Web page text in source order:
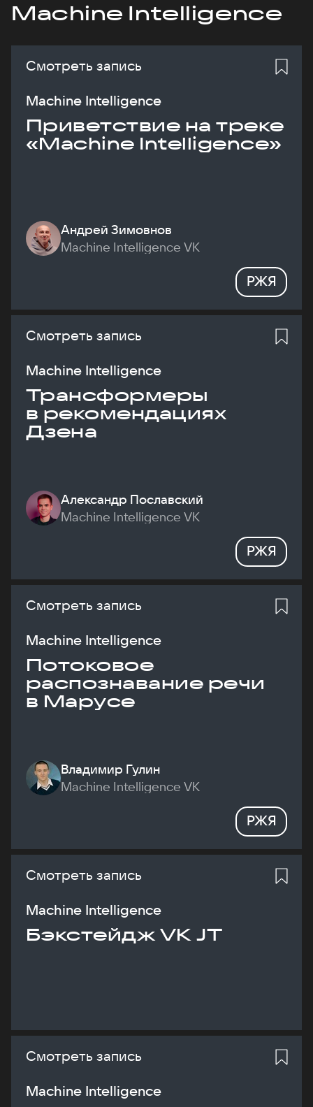
Machine Intelligence
Смотреть запись
Machine Intelligence
Приветствие на треке
«Machine Intelligence»
Андрей Зимовнов
Machine Intelligence VK
РЖЯ
Смотреть запись
Machine Intelligence
Трансформеры
в рекомендациях
Дзена
Александр Пославский
Machine Intelligence VK
РЖЯ
Смотреть запись
Machine Intelligence
Потоковое
распознавание речи
в Марусе
Владимир Гулин
Machine Intelligence VK
РЖЯ
Смотреть запись
Machine Intelligence
Бэкстейдж VK JT
Смотреть запись
Machine Intelligence